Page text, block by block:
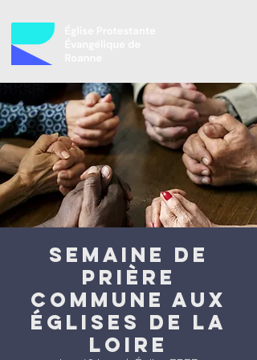
Semaine de
prière
commune aux
églises de la
Loire